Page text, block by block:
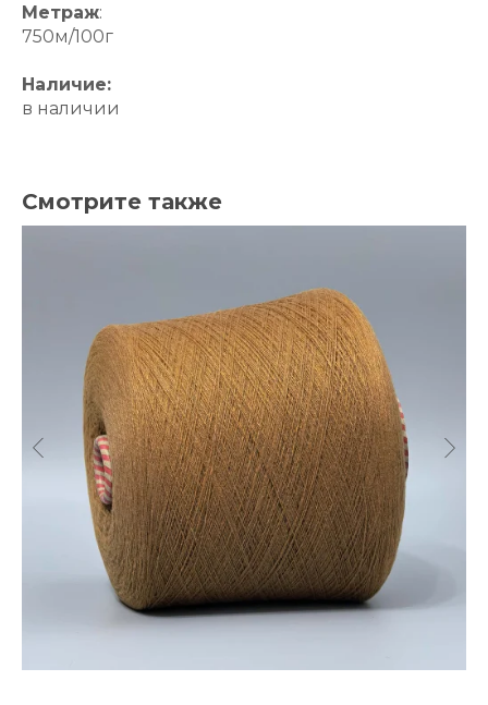
Метраж:
750м/100г
Наличие:
в наличии
Смотрите также